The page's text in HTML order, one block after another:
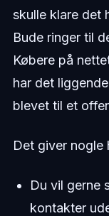
skulle klare det
Bude ringer til
Købere på
har det
blevet til et
Det giver nogle
Du vil gerne
kontakter